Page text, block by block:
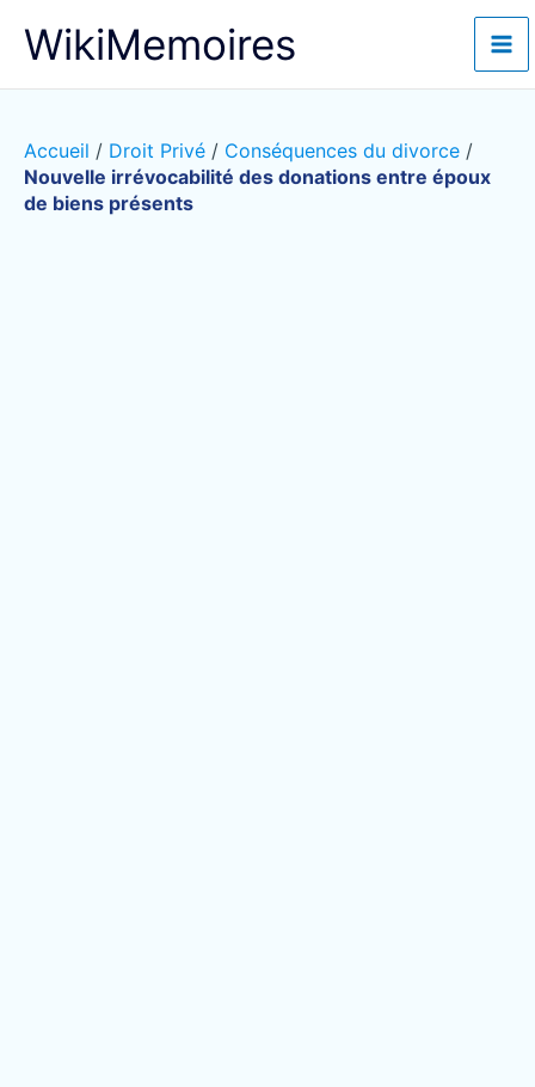
WikiMemoires
Accueil / Droit Privé / Conséquences du divorce /
Nouvelle irrévocabilité des donations entre époux
de biens présents